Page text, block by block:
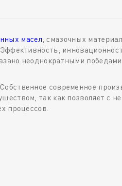
масел, смазочных
неоднократными
современное
так как позволяет с
процессов.